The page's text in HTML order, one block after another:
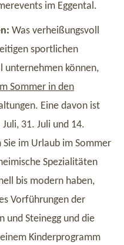
im Eggental.
Was verheißungsvoll
sportlichen
unternehmen können,
Sommer in den
Eine davon ist
31. Juli und 14.
im Urlaub im Sommer
Spezialitäten
bis modern haben,
Vorführungen der
und Steinegg und die
Kinderprogramm